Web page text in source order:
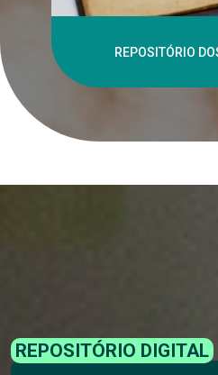
REPOSITÓRIO
REPOSITÓRIO DIGITAL